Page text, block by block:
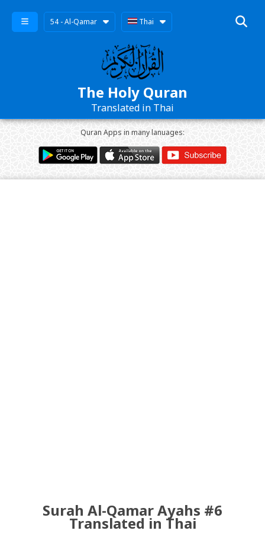
54 - Al-Qamar Thai
The Holy Quran
Translated in Thai
Quran Apps in many lanuages:
Surah Al-Qamar Ayahs #6
Translated in Thai